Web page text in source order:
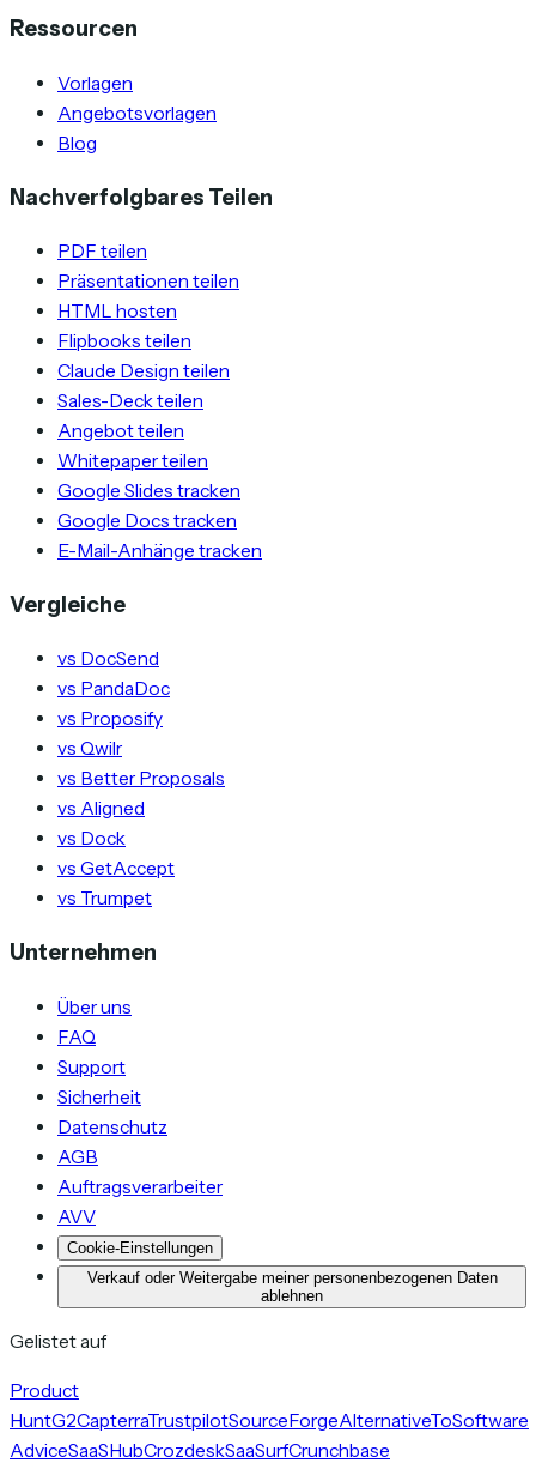
Ressourcen
Vorlagen
Angebotsvorlagen
Blog
Nachverfolgbares Teilen
PDF teilen
Präsentationen teilen
HTML hosten
Flipbooks teilen
Claude Design teilen
Sales-Deck teilen
Angebot teilen
Whitepaper teilen
Google Slides tracken
Google Docs tracken
E-Mail-Anhänge tracken
Vergleiche
vs DocSend
vs PandaDoc
vs Proposify
vs Qwilr
vs Better Proposals
vs Aligned
vs Dock
vs GetAccept
vs Trumpet
Unternehmen
Über uns
FAQ
Support
Sicherheit
Datenschutz
AGB
Auftragsverarbeiter
AVV
Cookie-Einstellungen
Verkauf oder Weitergabe meiner personenbezogenen Daten
ablehnen
Gelistet auf
Product
HuntG2CapterraTrustpilotSourceForgeAlternativeToSoftware
AdviceSaaSHubCrozdeskSaaSurfCrunchbase